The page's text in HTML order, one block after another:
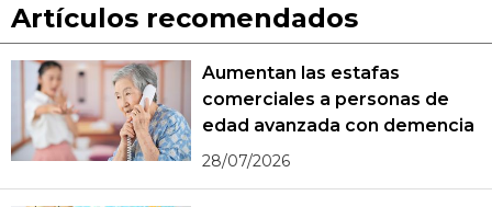
Artículos recomendados
Aumentan las estafas
comerciales a personas de
edad avanzada con demencia
28/07/2026